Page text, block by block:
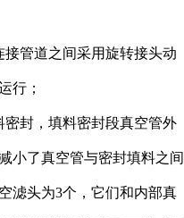
管道之间采用旋转接头动
行；
封，填料密封段真空管外
小了真空管与密封填料之间
滤头为3个，它们和内部真